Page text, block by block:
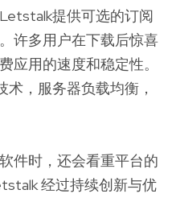
提供可选的订阅
许多用户在下载后惊喜
应用的速度和稳定性。
，服务器负载均衡，
件时，还会看重平台的
经过持续创新与优